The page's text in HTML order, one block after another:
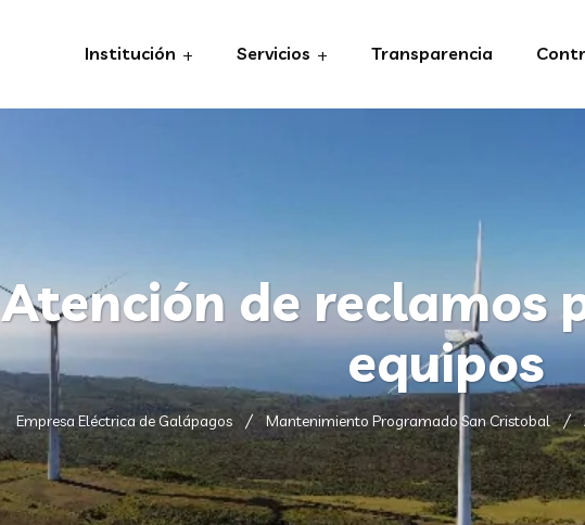
Institución Servicios Transparencia
Atención de reclamos
equipos
Empresa Eléctrica de Galápagos Mantenimiento Programado San Cristobal